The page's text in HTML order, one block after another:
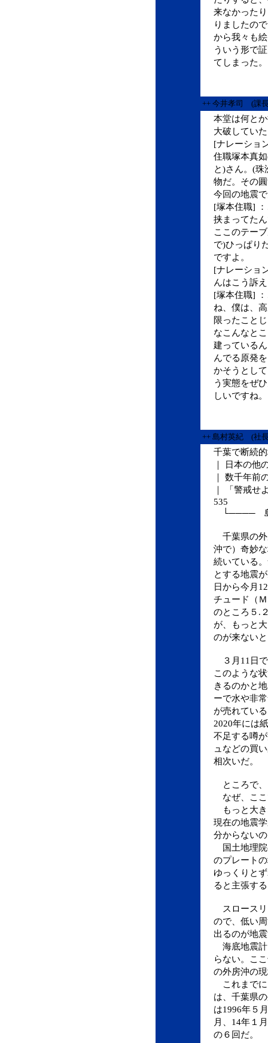
来なかった
りましたの
から我々も
ういう形で
てしまった。
++ 今井孝司 (課
本堂は何と
大破していた
[ナレーショ
住職塚本真
と)さん。(
物だ。その
今回の地震
[塚本住職]
挟まってた
ここのテー
で)ひっぱり
ですよ。
[ナレーショ
んはこう訴
[塚本住職]
ね、僕は、
限ったこと
なこんなと
建っている
んでる原発
かそうとし
う実態をぜ
しいですね
++ 島村英紀 (社
千葉で断続
｜ 日本の他
｜ 数千年前
｜ 「警戒せ
535
└──── 島
千葉県の外
沖で）奇妙
続いている
とする地震
日から今月
チュード（
のところ５.
が、もっと
のが来ない
３月11日で
このような
きるのかと
ーで水や非
が売れてい
2020年には
不足する噂
ュなどの買
相次いだ。
ところで、
なぜ、ここ
もっと大き
現在の地震
分からない
国土地理院
のプレート
ゆっくりと
ると主張す
スロースリ
ので、低い
出るのが地
海底地震計
らない。こ
の外房沖の
これまでに
は、千葉県
は1996年５
月、14年１
の６回だ。